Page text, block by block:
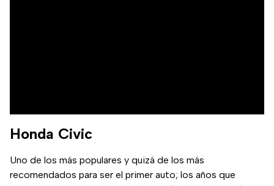
Honda Civic
Uno de los más populares y quizá de los más
recomendados para ser el primer auto; los años que